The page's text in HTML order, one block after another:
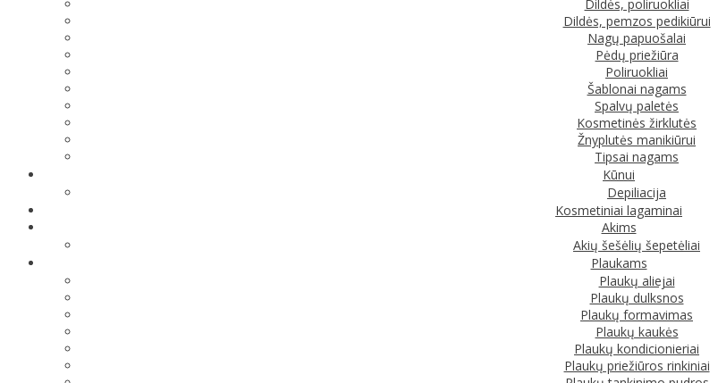
Dildės, poliruokliai
Dildės, pemzos pedikiūrui
Nagų papuošalai
Pėdų priežiūra
Poliruokliai
Šablonai nagams
Spalvų paletės
Kosmetinės žirklutės
Žnyplutės manikiūrui
Tipsai nagams
Kūnui
Depiliacija
Kosmetiniai lagaminai
Akims
Akių šešėlių šepetėliai
Plaukams
Plaukų aliejai
Plaukų dulksnos
Plaukų formavimas
Plaukų kaukės
Plaukų kondicionieriai
Plaukų priežiūros rinkiniai